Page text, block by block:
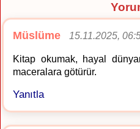
Müslüme 15.11.2025,
Kitap okumak, hayal
maceralara götürür.
Yanıtla